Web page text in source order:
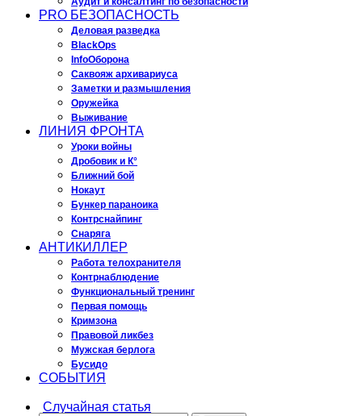
PRO БЕЗОПАСНОСТЬ
Деловая разведка
BlackOps
InfoОборона
Саквояж архивариуса
Заметки и размышления
Оружейка
Выживание
ЛИНИЯ ФРОНТА
Уроки войны
Дробовик и К°
Ближний бой
Нокаут
Бункер параноика
Контрснайпинг
Снаряга
АНТИКИЛЛЕР
Работа телохранителя
Контрнаблюдение
Функциональный тренинг
Первая помощь
Кримзона
Правовой ликбез
Мужская берлога
Бусидо
СОБЫТИЯ
Случайная статья